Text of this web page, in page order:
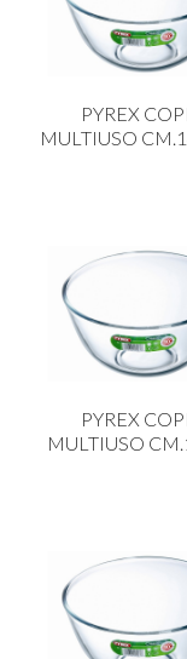
PYREX
MULTIUSO
PYREX
MULTIUSO